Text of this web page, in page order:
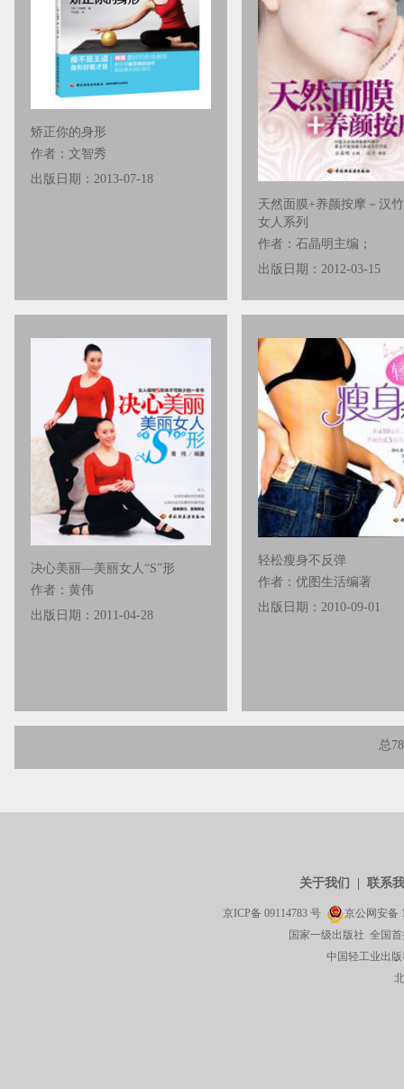
矫正你的身形
作者：文智秀
出版日期：2013-07-18
天然面膜+养颜按摩－汉
女人系列
作者：石晶明主编；
出版日期：2012-03-15
决心美丽—美丽女人“S”形
作者：黄伟
出版日期：2011-04-28
轻松瘦身不反弹
作者：优图生活编著
出版日期：2010-09-01
总
关于我们 联系
京ICP备 09114783 号 京公网安备
国家一级出版社 全国
中国轻工业出版